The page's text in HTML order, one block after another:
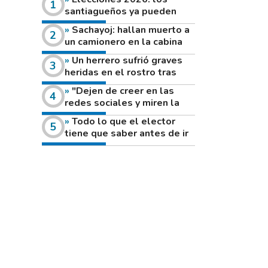
santiagueños ya pueden
consultar dónde votan este
domingo
Sachayoj: hallan muerto a
un camionero en la cabina
de su vehículo a la vera de
un camino rural
Un herrero sufrió graves
heridas en el rostro tras
reventar el disco de una
amoladora
"Dejen de creer en las
redes sociales y miren la
heladera de sus casas": el
fuerte mensaje de una joven
que votó por primera vez
Todo lo que el elector
tiene que saber antes de ir
a votar este domingo